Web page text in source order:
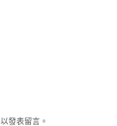
以發表留言。